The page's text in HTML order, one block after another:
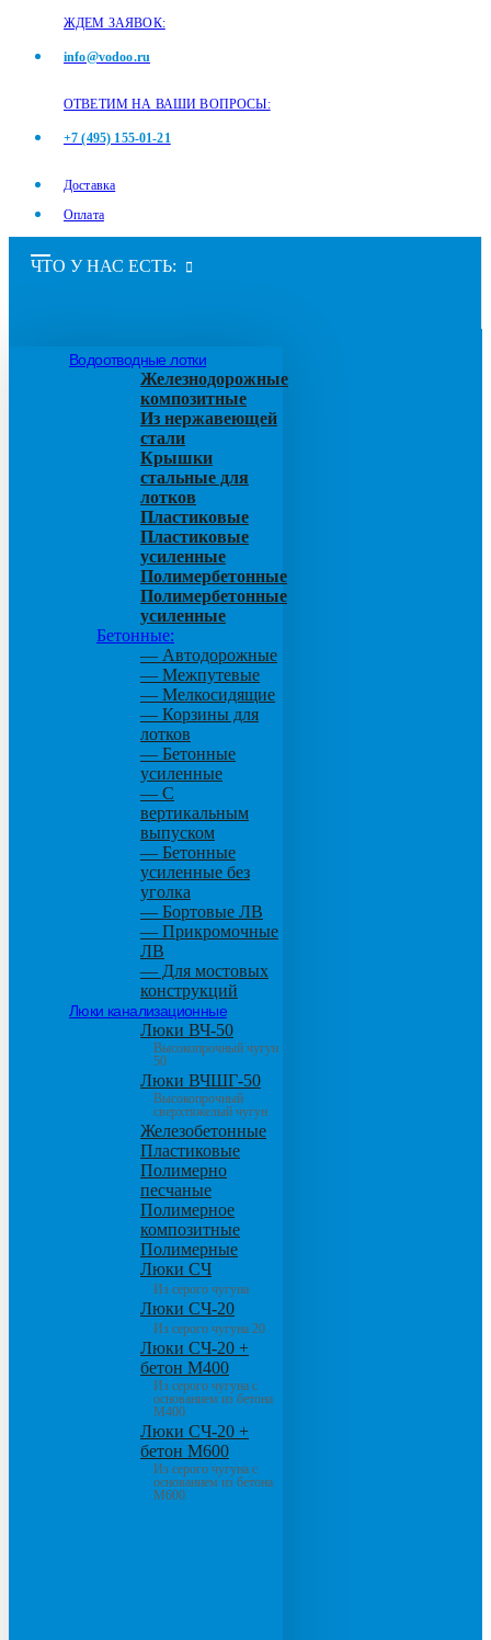
ЖДЕМ ЗАЯВОК:
info@vodoo.ru
ОТВЕТИМ НА ВАШИ ВОПРОСЫ:
+7 (495) 155-01-21
Доставка
Оплата
ЧТО У НАС ЕСТЬ:
Водоотводные лотки
Железнодорожные
композитные
Из нержавеющей
стали
Крышки
стальные для
лотков
Пластиковые
Пластиковые
усиленные
Полимербетонные
Полимербетонные
усиленные
Бетонные:
— Автодорожные
— Межпутевые
— Мелкосидящие
— Корзины для
лотков
— Бетонные
усиленные
— С
вертикальным
выпуском
— Бетонные
усиленные без
уголка
— Бортовые ЛВ
— Прикромочные
ЛВ
— Для мостовых
конструкций
Люки канализационные
Люки ВЧ-50
Высокопрочный чугун
50
Люки ВЧШГ-50
Высокопрочный
сверхтяжелый чугун
Железобетонные
Пластиковые
Полимерно
песчаные
Полимерное
композитные
Полимерные
Люки СЧ
Из серого чугуна
Люки СЧ-20
Из серого чугуна 20
Люки СЧ-20 +
бетон М400
Из серого чугуна с
основанием из бетона
М400
Люки СЧ-20 +
бетон М600
Из серого чугуна с
основанием из бетона
М600